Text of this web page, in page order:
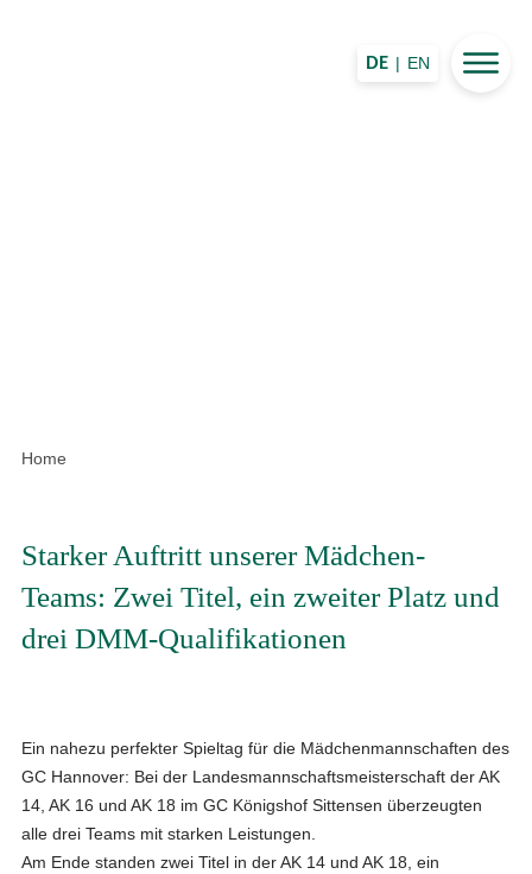
DE | EN
Home
Starker Auftritt unserer Mädchen-
Teams: Zwei Titel, ein zweiter Platz und
drei DMM-Qualifikationen
Ein nahezu perfekter Spieltag für die Mädchenmannschaften des
GC Hannover: Bei der Landesmannschaftsmeisterschaft der AK
14, AK 16 und AK 18 im GC Königshof Sittensen überzeugten
alle drei Teams mit starken Leistungen.
Am Ende standen zwei Titel in der AK 14 und AK 18 , ein